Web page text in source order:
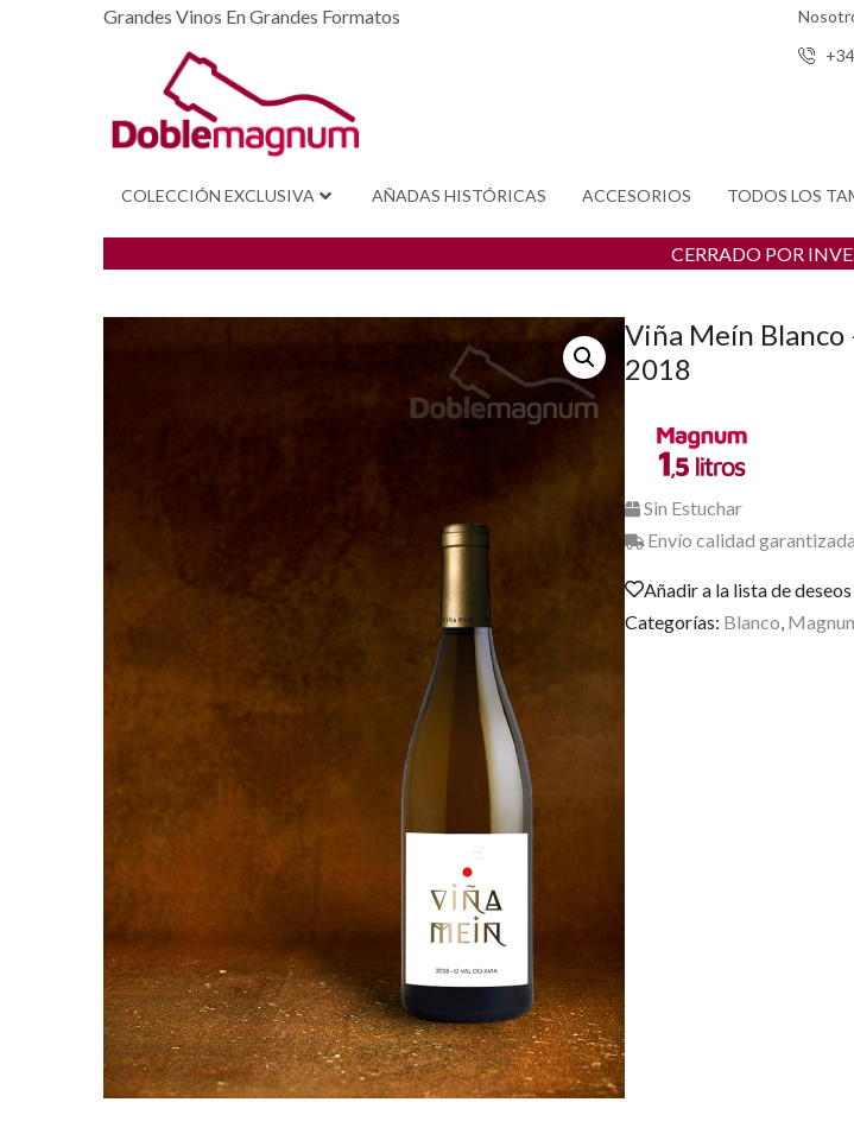
Grandes Vinos En Grandes Formatos
COLECCIÓN EXCLUSIVA AÑADAS HISTÓRICAS ACCESORIOS TODOS LOS
CERRADO POR
Viña Meín
2018
Sin Estuchar
Envío calidad
Añadir a la lista de deseos
Categorías: Blanco